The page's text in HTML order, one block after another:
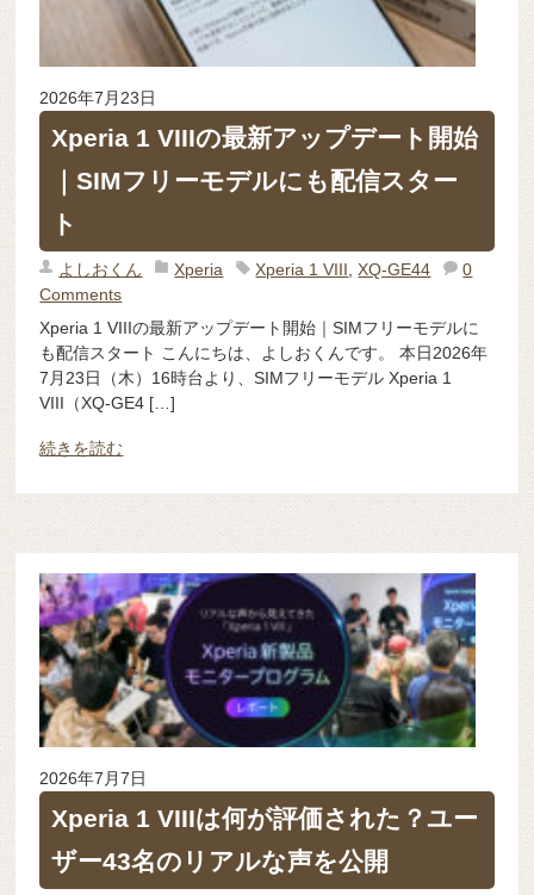
2026年7月23日
Xperia 1 VIIIの最新アップデート開始
｜SIMフリーモデルにも配信スター
ト
よしおくん Xperia Xperia 1 VIII ,XQ-GE44
0
Comments
Xperia 1 VIIIの最新アップデート開始｜SIMフリーモデルに
も配信スタート こんにちは、よしおくんです。 本日2026年
7月23日（木）16時台より、SIMフリーモデル Xperia 1
VIII（XQ-GE4 […]
続きを読む
2026年7月7日
Xperia 1 VIIIは何が評価された？ユー
ザー43名のリアルな声を公開